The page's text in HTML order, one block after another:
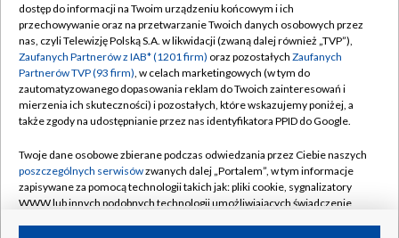
Abonament TVP
Emisja w TVP
Centrum informacji TVP
Naziemna Telewizja Cyfrowa
Rada Programowa
System NOS
Informacje o nadawcy
Regulamin TVP
Polityka prywatności
Moje zgody
Pomoc
Kontakt
Kanały
dostęp do informacji na Twoim urządzeniu końcowym i ich
przechowywanie oraz na przetwarzanie Twoich danych osobowych przez
nas, czyli Telewizję Polską S.A. w likwidacji (zwaną dalej również „TVP”),
Zaufanych Partnerów z IAB* (1201 firm) oraz pozostałych Zaufanych
Partnerów TVP (93 firm), w celach marketingowych (w tym do
zautomatyzowanego dopasowania reklam do Twoich zainteresowań i
mierzenia ich skuteczności) i pozostałych, które wskazujemy poniżej, a
także zgody na udostępnianie przez nas identyfikatora PPID do Google.
Twoje dane osobowe zbierane podczas odwiedzania przez Ciebie naszych
poszczególnych serwisówzwanych dalej „Portalem”, w tym informacje
zapisywane za pomocą technologii takich jak: pliki cookie, sygnalizatory
WWW lub innych podobnych technologii umożliwiających świadczenie